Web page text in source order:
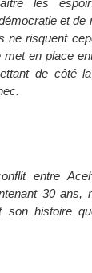
les
et de
ne risquent
en place
de côté
entre
30 ans,
son histoire